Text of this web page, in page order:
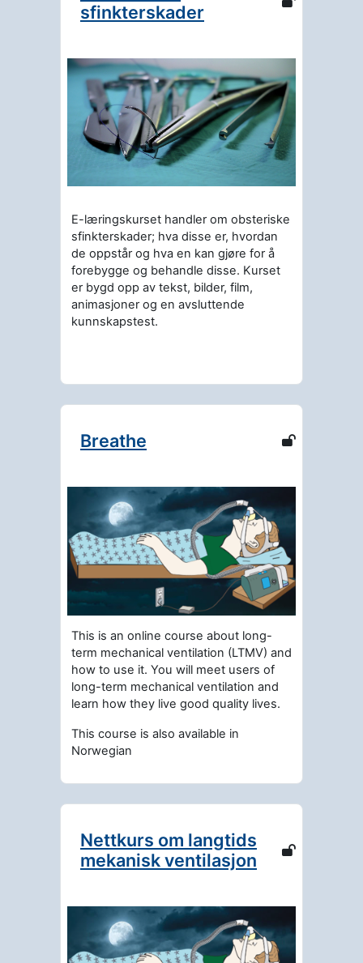
sfinkterskader
E-læringskurset handler om obsteriske
sfinkterskader; hva disse er, hvordan
de oppstår og hva en kan gjøre for å
forebygge og behandle disse. Kurset
er bygd opp av tekst, bilder, film,
animasjoner og en avsluttende
kunnskapstest.
Breathe
This is an online course about long-
term mechanical ventilation (LTMV) and
how to use it. You will meet users of
long-term mechanical ventilation and
learn how they live good quality lives.
This course is also available in
Norwegian
Nettkurs om langtids
mekanisk ventilasjon